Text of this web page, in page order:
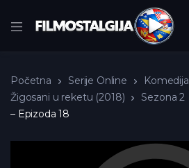
Početna Serije Online
Komedija
Žigosani u reketu (2018)
Sezona 2
– Epizoda 18